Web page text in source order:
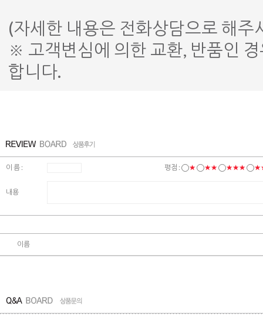
(자세한 내용은 전화상담으로 해주
※ 고객변심에 의한 교환, 반품인
합니다.
이 름 : 평점 : ★ ★★ ★★★
내용
이름